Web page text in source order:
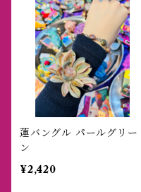
蓮バングル パールグリー
ン
¥2,420